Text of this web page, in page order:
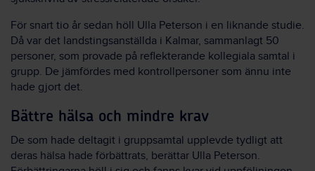
För snart tio år sedan höll Ulla Peterson i en liknande studie.
Då var det landstingsanställda i Kalmar, sammanlagt 50
personer, som provade på reflekterande kollegiala samtal i
grupp. De jämfördes med kontrollpersoner som ännu inte
hade gjort det.
Bättre hälsa och mindre krav
De som hade deltagit i gruppsamtal upplevde tydligt att
deras hälsa hade förbättrats, berättar Ulla Peterson.